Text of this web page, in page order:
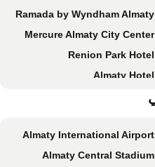
Ramada by Wyndham Almaty
Mercure Almaty City Center
Renion Park Hotel
Almaty Hotel
Renion City Hotel
Regardal Hotel
Almaty International Airport
Almaty Central Stadium